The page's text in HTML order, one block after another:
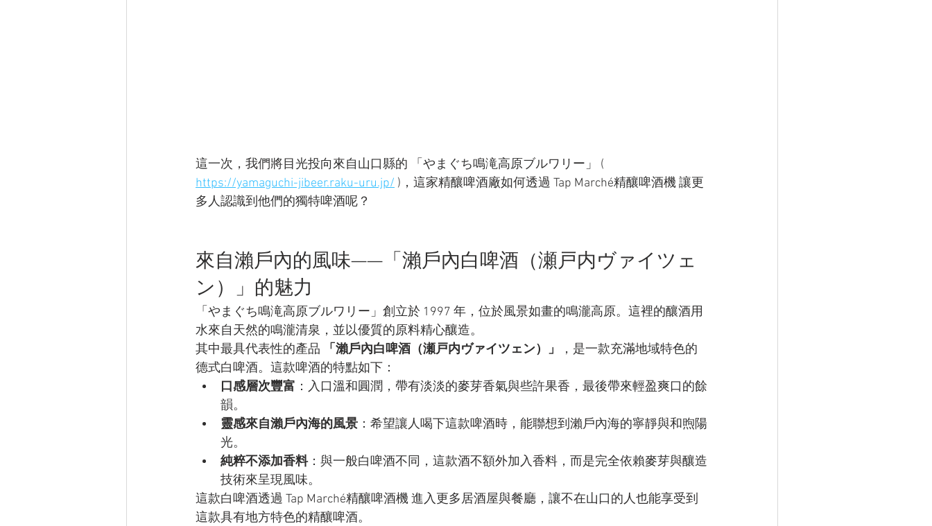
這一次，我們將目光投向來自山口縣的 「やまぐち鳴滝高原ブルワリー」 (
https://yamaguchi-jibeer.raku-uru.jp/ )，這家精釀啤酒廠如何透過 Tap Marché精釀啤酒機 讓更
多人認識到他們的獨特啤酒呢？
來自瀨戶內的風味——「瀨戶內白啤酒（瀬戸内ヴァイツェ
ン）」的魅力
「やまぐち鳴滝高原ブルワリー」創立於 1997 年，位於風景如畫的鳴瀧高原。這裡的釀酒用
水來自天然的鳴瀧清泉，並以優質的原料精心釀造。
其中最具代表性的產品
「瀨戶內白啤酒（瀬戸内ヴァイツェン）」
，是一款充滿地域特色的
德式白啤酒。這款啤酒的特點如下：
口感層次豐富 ：入口溫和圓潤，帶有淡淡的麥芽香氣與些許果香，最後帶來輕盈爽口的餘
韻。
靈感來自瀨戶內海的風景 ：希望讓人喝下這款啤酒時，能聯想到瀨戶內海的寧靜與和煦陽
光。
純粹不添加香料：與一般白啤酒不同，這款酒不額外加入香料，而是完全依賴麥芽與釀造
技術來呈現風味。
這款白啤酒透過 Tap Marché精釀啤酒機 進入更多居酒屋與餐廳，讓不在山口的人也能享受到
這款具有地方特色的精釀啤酒。